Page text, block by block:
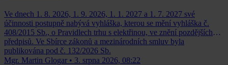
Ve dnech 1. 8. 2026, 1. 9. 2026, 1. 1. 2027 a 1. 7. 2027 své
účinnosti postupně nabývá vyhláška, kterou se mění vyhláška č.
408/2015 Sb., o Pravidlech trhu s elektřinou, ve znění pozdějších
předpisů. Ve Sbírce zákonů a mezinárodních smluv byla
publikována pod č. 132/2026 Sb.
Mgr. Martin Glogar • 3. srpna 2026, 08:22